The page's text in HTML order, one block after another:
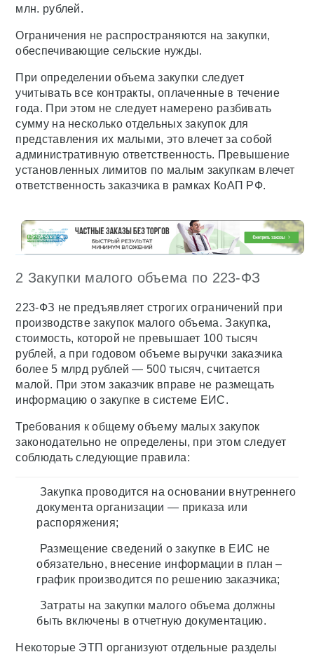
млн. рублей.
Ограничения не распространяются на закупки,
обеспечивающие сельские нужды.
При определении объема закупки следует
учитывать все контракты, оплаченные в течение
года. При этом не следует намерено разбивать
сумму на несколько отдельных закупок для
представления их малыми, это влечет за собой
административную ответственность. Превышение
установленных лимитов по малым закупкам влечет
ответственность заказчика в рамках КоАП РФ.
2 Закупки малого объема по 223-ФЗ
223-ФЗ не предъявляет строгих ограничений при
производстве закупок малого объема. Закупка,
стоимость, которой не превышает 100 тысяч
рублей, а при годовом объеме выручки заказчика
более 5 млрд рублей — 500 тысяч, считается
малой. При этом заказчик вправе не размещать
информацию о закупке в системе ЕИС.
Требования к общему объему малых закупок
законодательно не определены, при этом следует
соблюдать следующие правила:
Закупка проводится на основании внутреннего
документа организации — приказа или
распоряжения;
Размещение сведений о закупке в ЕИС не
обязательно, внесение информации в план –
график производится по решению заказчика;
Затраты на закупки малого объема должны
быть включены в отчетную документацию.
Некоторые ЭТП организуют отдельные разделы